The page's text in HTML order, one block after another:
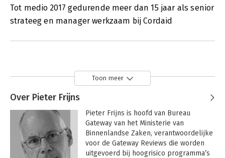
Tot medio 2017 gedurende meer dan 15 jaar als senior
strateeg en manager werkzaam bij Cordaid
Toon meer
Over Pieter Frijns
Pieter Frijns is hoofd van Bureau
Gateway van het Ministerie van
Binnenlandse Zaken, verantwoordelijke
voor de Gateway Reviews die worden
uitgevoerd bij hoogrisico programma’s